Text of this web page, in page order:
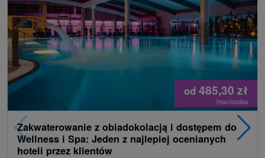
od 485,30 zł
/noc/osoba
Zakwaterowanie z obiadokolacją i dostępem do
Wellness i Spa: Jeden z najlepiej ocenianych
hoteli przez klientów